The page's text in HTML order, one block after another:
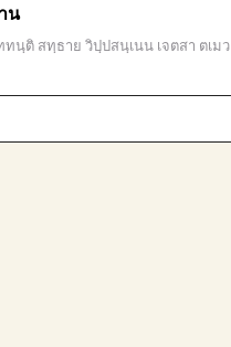
น
ธาย วิปฺปสนฺเนน เจตสา ตเมว